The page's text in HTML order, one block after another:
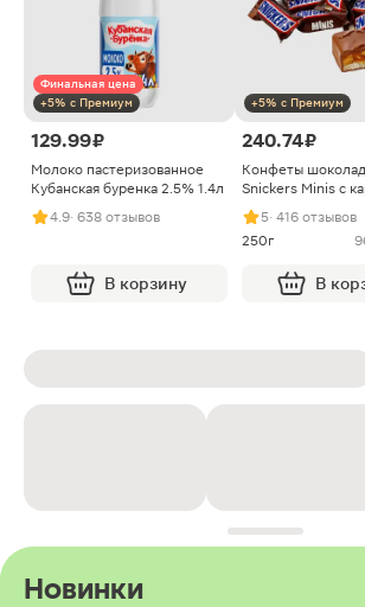
Финальная цена
+5% с Премиум
129.99 ₽
Молоко пастеризованное
Кубанская буренка 2.5% 1.4л
4.9· 638 отзывов
В корзину
+5% с Премиум
240.74 ₽
Конфеты
Snickers Minis с
арахисом и нугой
5· 416 отзывов
250г
В
Новинки